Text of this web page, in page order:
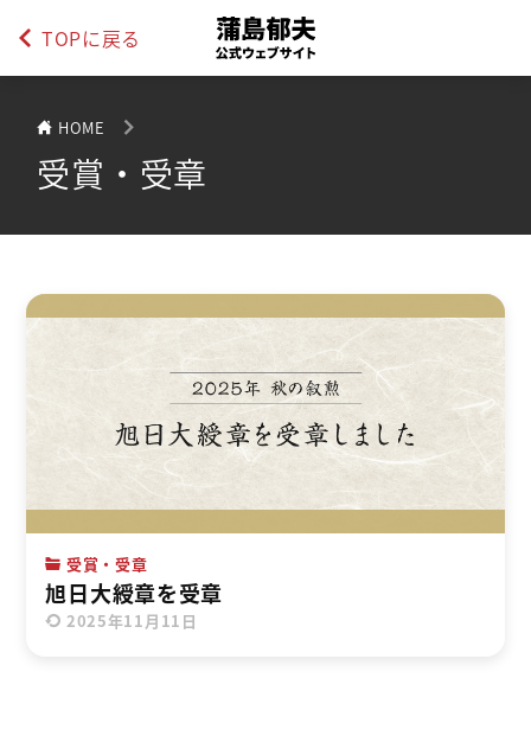
TOPに戻る
HOME
受賞・受章
受賞・受章
旭日大綬章を受章
2025年11月11日